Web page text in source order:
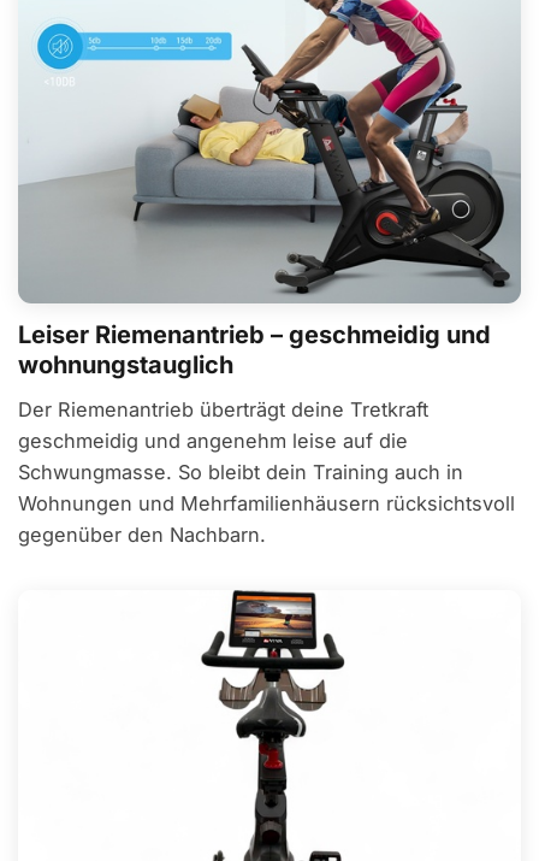
Leiser Riemenantrieb – geschmeidig und
wohnungstauglich
Der Riemenantrieb überträgt deine Tretkraft
geschmeidig und angenehm leise auf die
Schwungmasse. So bleibt dein Training auch in
Wohnungen und Mehrfamilienhäusern rücksichtsvoll
gegenüber den Nachbarn.